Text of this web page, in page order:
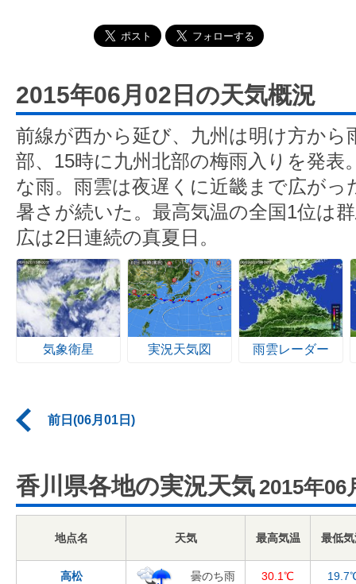
2015年06月02日の天気概況
前線が西から延び、九州は明け方から
部、15時に九州北部の梅雨入りを発表
な雨。雨雲は夜遅くに近畿まで広がっ
暑さが続いた。最高気温の全国1位は
広は2日連続の真夏日。
気象衛星 実況天気図 雨雲レーダー
前日(06月01日)
香川県各地の実況天気 2015年06
地点名 天気 最高気温 最低
高松 曇のち雨 30.1℃